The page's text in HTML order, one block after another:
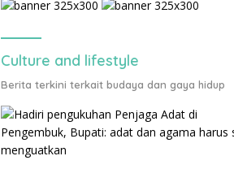
Culture and lifestyle
Berita terkini terkait budaya dan gaya hidup